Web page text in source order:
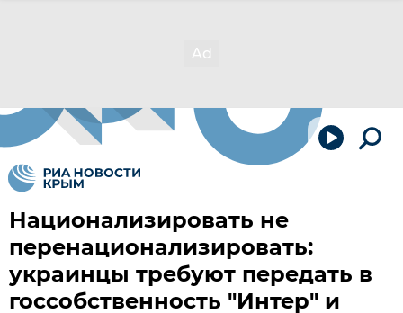
Национализировать не
перенационализировать:
украинцы требуют передать в
госсобственность "Интер" и